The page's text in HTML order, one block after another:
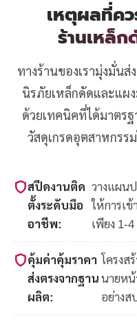
เหตุผลที่คว
ร้านเหล็
ทางร้านของเรามุ่งมั่นส่
นิรภัยเหล็กดัดและแผ
ด้วยเทคนิคที่ได้มาตร
วัสดุเกรดอุตสาหกร
สปีดงานติด
ตั้งระดับมือ
อาชีพ:
วางแผน
ให้การเข้
เพียง 1-4
คุ้มค่าคุ้มราคา
ส่งตรงจากฐาน
ผลิต:
โครงส
นายห
อย่างส